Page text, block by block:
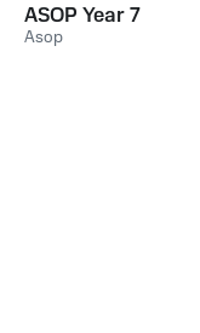
ASOP Year 7
Asop